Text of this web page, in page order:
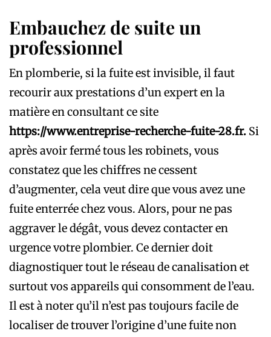
Embauchez de suite un
professionnel
En plomberie, si la fuite est invisible, il faut
recourir aux prestations d’un expert en la
matière en consultant ce site
https://www.entreprise-recherche-fuite-28.fr. Si
après avoir fermé tous les robinets, vous
constatez que les chiffres ne cessent
d’augmenter, cela veut dire que vous avez une
fuite enterrée chez vous. Alors, pour ne pas
aggraver le dégât, vous devez contacter en
urgence votre plombier. Ce dernier doit
diagnostiquer tout le réseau de canalisation et
surtout vos appareils qui consomment de l’eau.
Il est à noter qu’il n’est pas toujours facile de
localiser de trouver l’origine d’une fuite non